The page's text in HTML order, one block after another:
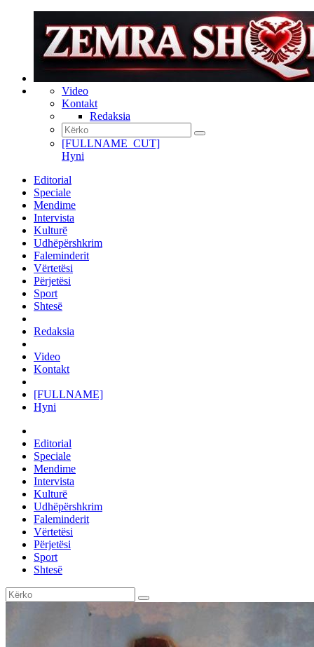
Video
Kontakt
Redaksia
[FULLNAME_CUT]
Hyni
Editorial
Speciale
Mendime
Intervista
Kulturë
Udhëpërshkrim
Faleminderit
Vërtetësi
Përjetësi
Sport
Shtesë
Redaksia
Video
Kontakt
[FULLNAME]
Hyni
Editorial
Speciale
Mendime
Intervista
Kulturë
Udhëpërshkrim
Faleminderit
Vërtetësi
Përjetësi
Sport
Shtesë